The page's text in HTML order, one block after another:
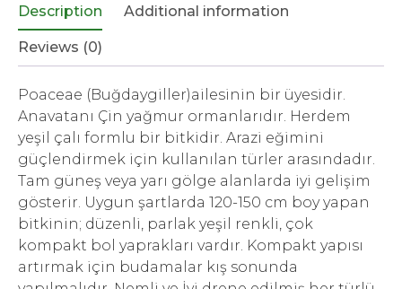
Description Additional information
Reviews (0)
Poaceae (Buğdaygiller)ailesinin bir üyesidir.
Anavatanı Çin yağmur ormanlarıdır. Herdem
yeşil çalı formlu bir bitkidir. Arazi eğimini
güçlendirmek için kullanılan türler arasındadır.
Tam güneş veya yarı gölge alanlarda iyi gelişim
gösterir. Uygun şartlarda 120-150 cm boy yapan
bitkinin; düzenli, parlak yeşil renkli, çok
kompakt bol yaprakları vardır. Kompakt yapısı
artırmak için budamalar kış sonunda